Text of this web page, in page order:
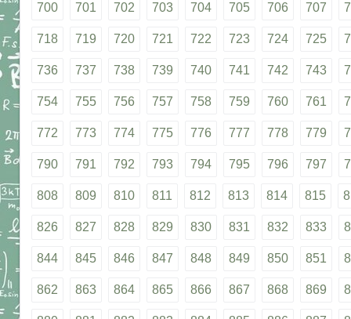
700 701 702 703 704 705 706 707
718 719 720 721 722 723 724 725
736 737 738 739 740 741 742 743
754 755 756 757 758 759 760 761
772 773 774 775 776 777 778 779
790 791 792 793 794 795 796 797
808 809 810 811 812 813 814 815
826 827 828 829 830 831 832 833
844 845 846 847 848 849 850 851
862 863 864 865 866 867 868 869